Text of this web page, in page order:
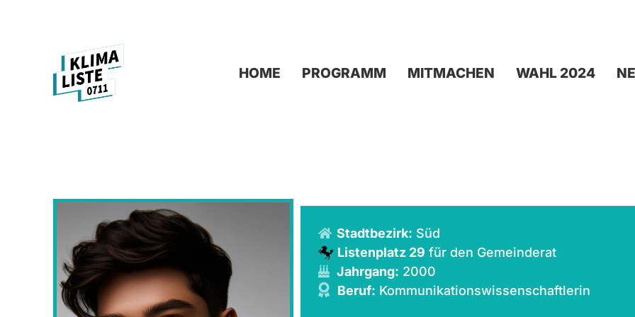
HOME PROGRAMM MITMACHEN WAHL 2024
Stadtbezirk: Süd
Listenplatz 29 für den Gemeinderat
Jahrgang: 2000
Beruf: Kommunikationswissenschaftlerin